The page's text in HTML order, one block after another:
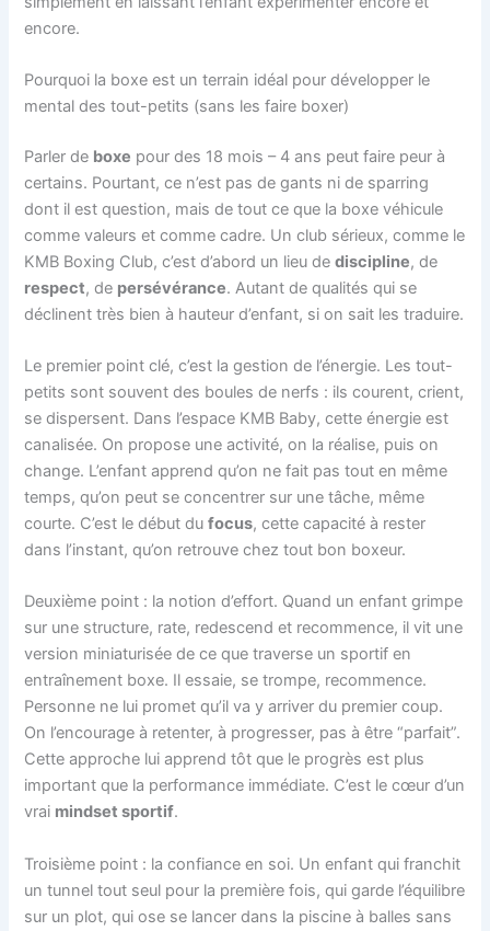
encore.
Pourquoi la boxe est un terrain idéal pour développer le
mental des tout-petits (sans les faire boxer)
Parler de boxe pour des 18 mois – 4 ans peut faire peur à
certains. Pourtant, ce n’est pas de gants ni de sparring
dont il est question, mais de tout ce que la boxe véhicule
comme valeurs et comme cadre. Un club sérieux, comme le
KMB Boxing Club, c’est d’abord un lieu dediscipline, de
respect, de persévérance. Autant de qualités qui se
déclinent très bien à hauteur d’enfant, si on sait les traduire.
Le premier point clé, c’est la gestion de l’énergie. Les tout-
petits sont souvent des boules de nerfs : ils courent, crient,
se dispersent. Dans l’espace KMB Baby, cette énergie est
canalisée. On propose une activité, on la réalise, puis on
change. L’enfant apprend qu’on ne fait pas tout en même
temps, qu’on peut se concentrer sur une tâche, même
courte. C’est le début dufocus, cette capacité à rester
dans l’instant, qu’on retrouve chez tout bon boxeur.
Deuxième point : la notion d’effort. Quand un enfant grimpe
sur une structure, rate, redescend et recommence, il vit une
version miniaturisée de ce que traverse un sportif en
entraînement boxe. Il essaie, se trompe, recommence.
Personne ne lui promet qu’il va y arriver du premier coup.
On l’encourage à retenter, à progresser, pas à être “parfait”.
Cette approche lui apprend tôt que le progrès est plus
important que la performance immédiate. C’est le cœur d’un
vrai mindset sportif.
Troisième point : la confiance en soi. Un enfant qui franchit
un tunnel tout seul pour la première fois, qui garde l’équilibre
sur un plot, qui ose se lancer dans la piscine à balles sans